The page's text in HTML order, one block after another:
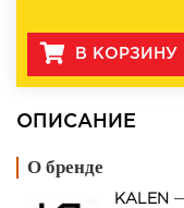
В КОРЗИНУ
ОПИСАНИЕ
О бренде
KALEN